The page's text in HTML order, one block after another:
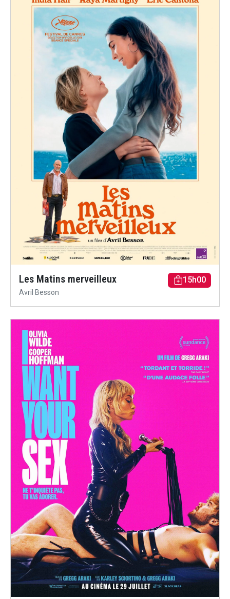
Les Matins merveilleux
Avril Besson
15h00